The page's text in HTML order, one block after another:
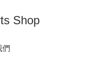
Shop
們